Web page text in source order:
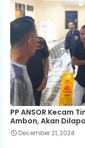
PP ANSOR Kecam
Ambon, Akan
December 21, 2024